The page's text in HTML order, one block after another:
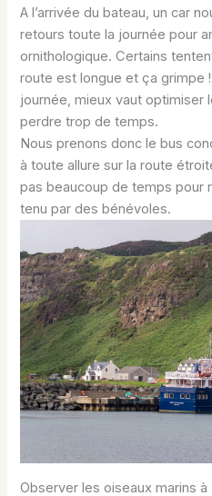
A l’arrivée du bateau, un car
retours toute la journée pour
ornithologique. Certains
route est longue et ça grimpe
journée, mieux vaut optimiser
perdre trop de temps.
Nous prenons donc le bus
à toute allure sur la route
pas beaucoup de temps pour
tenu par des bénévoles.
Observer les oiseaux marins à